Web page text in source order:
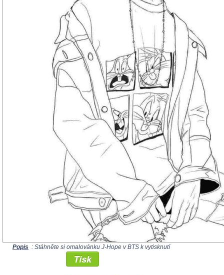
Popis : Stáhněte si omalovánku J-Hope v BTS k vytisknutí
Tisk